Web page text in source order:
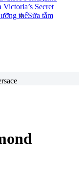
Secret
thểSữa tắm